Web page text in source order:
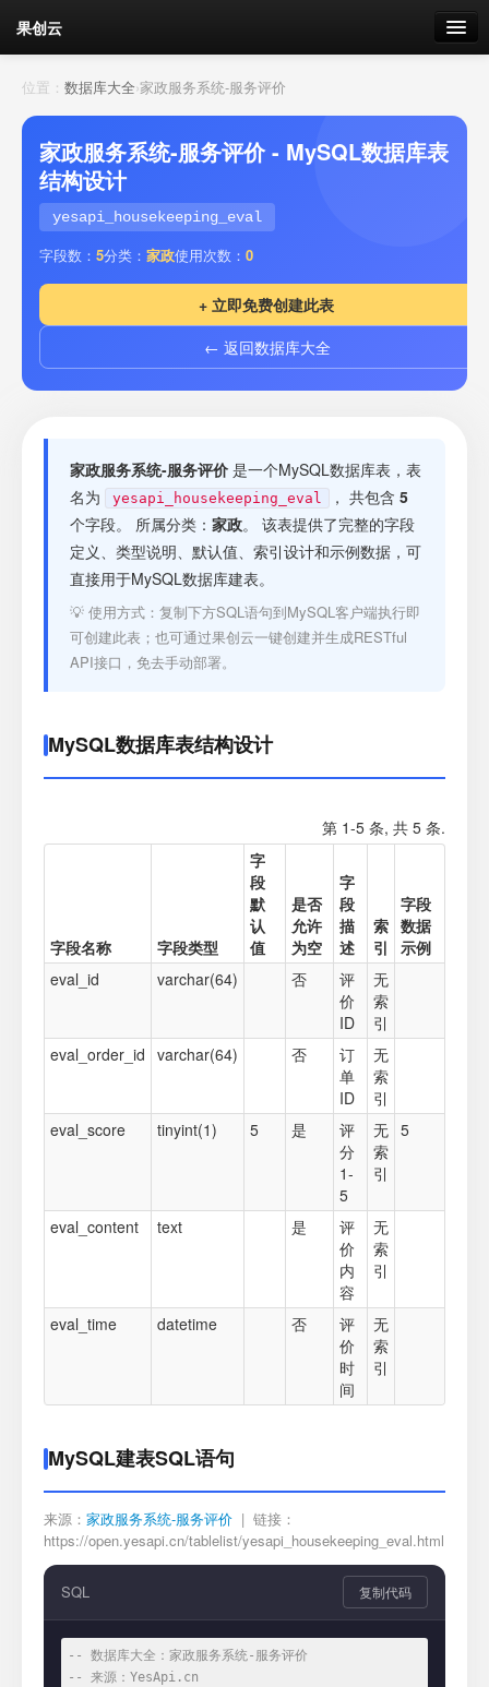
果创云
数据表单
API接口
云存储
流量 剩余接口流量
套餐
接口测试
位置： 数据库大全›家政服务系统-服务评价
家政服务系统-服务评价 - MySQL数据库表
结构设计
yesapi_housekeeping_eval
字段数： 5分类： 家政使用次数： 0
+ 立即免费创建此表
← 返回数据库大全
家政服务系统-服务评价 是一个MySQL数据库表，表
名为
yesapi_housekeeping_eval ， 共包含 5
个字段。 所属分类： 家政。 该表提供了完整的字段
定义、类型说明、默认值、索引设计和示例数据，可
直接用于MySQL数据库建表。
💡 使用方式：复制下方SQL语句到MySQL客户端执行即
可创建此表；也可通过果创云一键创建并生成RESTful
API接口，免去手动部署。
MySQL数据库表结构设计
第 1-5 条, 共 5 条.
字段名称 字段类型
字
段
默
认
值
是否
允许
为空
字
段
描
述
索
引
字段
数据
示例
eval_id
varchar(64) 否
评
价
ID
无
索
引
eval_order_id varchar(64) 否
订
单
ID
无
索
引
eval_score
tinyint(1) 5 是
评
分
1-
5
无
索
引
5
eval_content text 是
评
价
内
容
无
索
引
eval_time datetime 否
评
价
时
间
无
索
引
MySQL建表SQL语句
来源： 家政服务系统-服务评价 | 链接：
https://open.yesapi.cn/tablelist/yesapi_housekeeping_eval.html
SQL 复制代码
-- 数据库大全：家政服务系统-服务评价
-- 来源：YesApi.cn